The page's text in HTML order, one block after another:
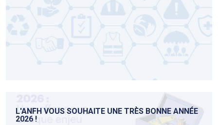
L'ANFH VOUS SOUHAITE UNE TRÈS BONNE ANNÉE
2026 !